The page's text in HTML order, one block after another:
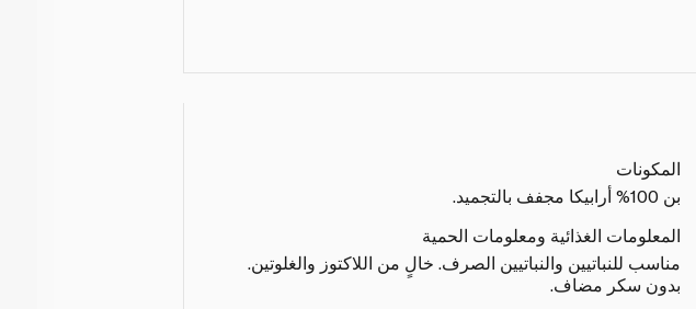
المكونات
بن 100% أرابيكا مجفف بالتجميد.
المعلومات الغذائية ومعلومات الحمية
مناسب للنباتيين والنباتيين الصرف. خالٍ من اللاكتوز والغلوتين.
بدون سكر مضاف.